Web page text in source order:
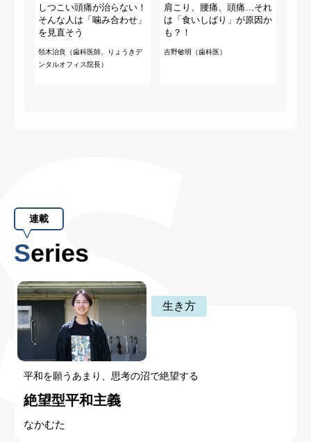
しつこい頭痛が治らない！
そんな人は「噛み合わせ」
を見直そう
領木治良（歯科医師、りょうきデ
ンタルオフィス院長）
肩こり、腰痛、頭痛…それ
は「食いしばり」が原因か
も？！
吉野敏明（歯科医）
連載
Series
生き方
平和を願うあまり、思考の沼で絶望する
絶望型平和主義
なかむた